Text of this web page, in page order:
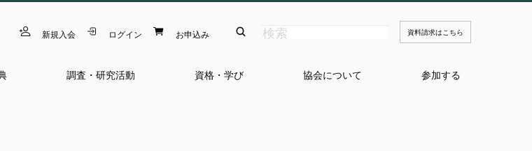
新規入会 ログイン お申込み 資料請求はこちら
調査・研究活動 資格・学び 協会について 参加する